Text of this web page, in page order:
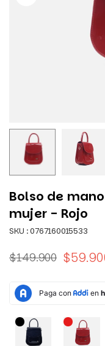
Bolso de
mujer - Rojo
SKU :0767160015533
Precio
$149.900